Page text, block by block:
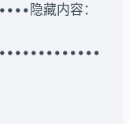
隐藏内容：